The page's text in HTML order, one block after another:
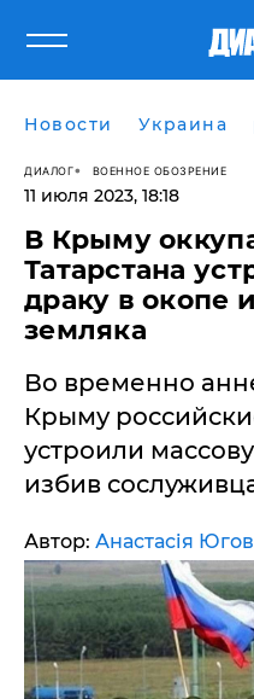
Новости Украина
ДИАЛОГ ВОЕННОЕ ОБОЗРЕНИЕ
11 июля 2023, 18:18
В Крыму
Татарстана
драку в окопе
земляка
Во временно
Крыму
устроили
избив
Автор: Анастасія